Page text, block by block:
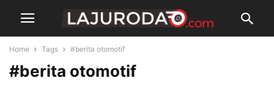
Home Tags #berita otomotif
#berita otomotif